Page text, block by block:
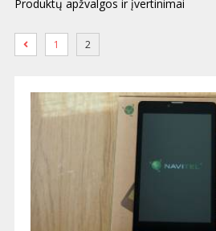
Produktų apžvalgos ir įvertinimai
1 2